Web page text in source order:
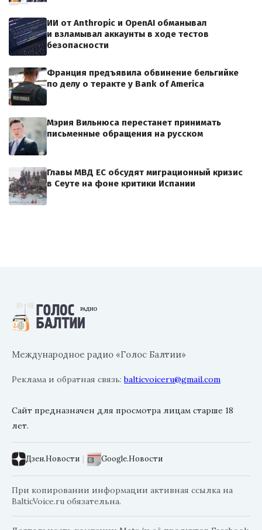
ИИ от Anthropic и OpenAI обманывал
и взламывал аккаунты в ходе тестов
безопасности
Франция предъявила обвинение бельгийке
по делу о теракте у Bank of America
Мэрия Вильнюса перестанет принимать
письменные обращения на русском
Главы МВД ЕС обсудят миграционный кризис
в Сеуте на фоне критики Испании
Международное радио «Голос Балтии»
Реклама и обратная связь:balticvoiceru@gmail.com
Сайт предназначен для просмотра лицам старше 18
лет.
Дзен.Новости | Google.Новости
При копировании информации активная ссылка на
BalticVoice.ru обязательна.